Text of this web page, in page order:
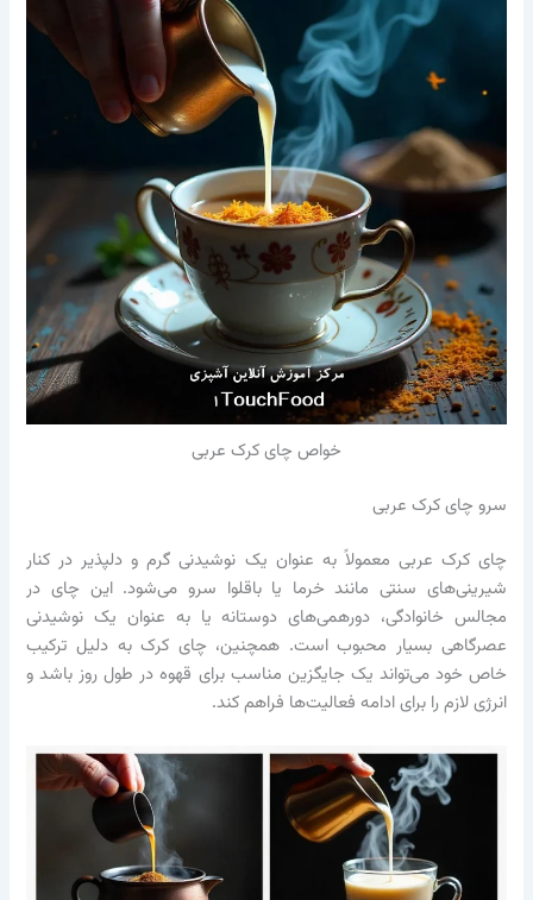
خواص چای کرک عربی
سرو چای کرک عربی
چای کرک عربی معمولاً به عنوان یک نوشیدنی گرم و دلپذیر در کنار
شیرینی‌های سنتی مانند خرما یا باقلوا سرو می‌شود. این چای در
مجالس خانوادگی، دورهمی‌های دوستانه یا به عنوان یک نوشیدنی
عصرگاهی بسیار محبوب است. همچنین، چای کرک به دلیل ترکیب
خاص خود می‌تواند یک جایگزین مناسب برای قهوه در طول روز باشد و
انرژی لازم را برای ادامه فعالیت‌ها فراهم کند.